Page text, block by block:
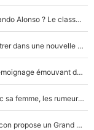
Max Verstappen, Lewis Hamilton… et bientôt Fernando Alonso ? Le classement des pilotes les mieux payés en Formule 1 risque de changer !
F1 - Alpine signe un accord «impensable» et va entrer dans une nouvelle dimension : Grande nouvelle pour Pierre Gasly !
F1 : « Je lui ai fait un câlin, puis j’ai dû partir...», le témoignage émouvant de Max Verstappen sur sa fille
F1 : Charles Leclerc surpris par les paparazzis avec sa femme, les rumeurs étaient vraies !
Comme pour le final du Tour de France, Esteban Ocon propose un Grand Prix de Formule 1 à Paris : «Autour de l’Arc de Triomphe, ce serait génial» !